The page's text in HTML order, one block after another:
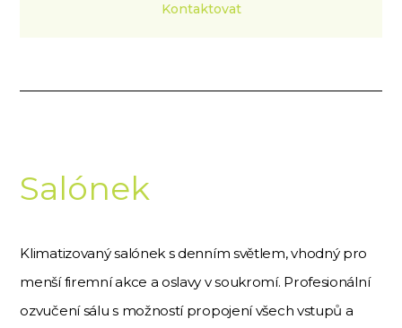
Kontaktovat
Salónek
Klimatizovaný salónek s denním světlem, vhodný pro
menší firemní akce a oslavy v soukromí. Profesionální
ozvučení sálu s možností propojení všech vstupů a